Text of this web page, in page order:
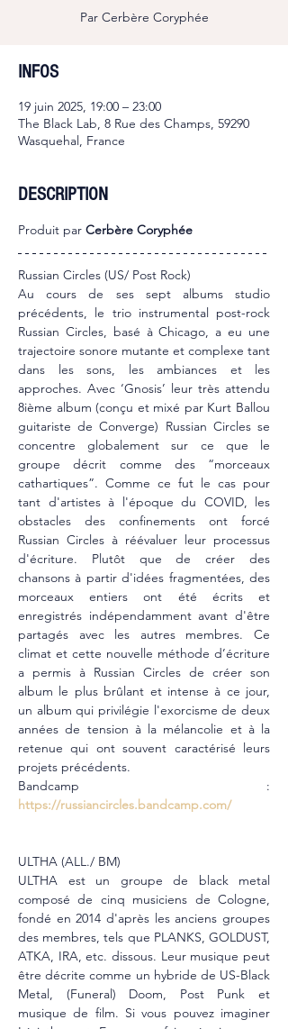
Par Cerbère Coryphée
INFOS
19 juin 2025, 19:00 – 23:00
The Black Lab, 8 Rue des Champs, 59290
Wasquehal, France
DESCRIPTION
Produit par Cerbère Coryphée
Russian Circles (US/ Post Rock)
Au cours de ses sept albums studio
précédents, le trio instrumental post-rock
Russian Circles, basé à Chicago, a eu une
trajectoire sonore mutante et complexe tant
dans les sons, les ambiances et les
approches. Avec ‘Gnosis’ leur très attendu
8ième album (conçu et mixé par Kurt Ballou
guitariste de Converge) Russian Circles se
concentre globalement sur ce que le
groupe décrit comme des “morceaux
cathartiques”. Comme ce fut le cas pour
tant d'artistes à l'époque du COVID, les
obstacles des confinements ont forcé
Russian Circles à réévaluer leur processus
d'écriture. Plutôt que de créer des
chansons à partir d'idées fragmentées, des
morceaux entiers ont été écrits et
enregistrés indépendamment avant d'être
partagés avec les autres membres. Ce
climat et cette nouvelle méthode d’écriture
a permis à Russian Circles de créer son
album le plus brûlant et intense à ce jour,
un album qui privilégie l'exorcisme de deux
années de tension à la mélancolie et à la
retenue qui ont souvent caractérisé leurs
projets précédents.
https://russiancircles.bandcamp.com/
ULTHA (ALL./ BM)
ULTHA est un groupe de black metal
composé de cinq musiciens de Cologne,
fondé en 2014 d'après les anciens groupes
des membres, tels que PLANKS, GOLDUST,
ATKA, IRA, etc. dissous. Leur musique peut
être décrite comme un hybride de US-Black
Metal, (Funeral) Doom, Post Punk et
musique de film. Si vous pouvez imaginer